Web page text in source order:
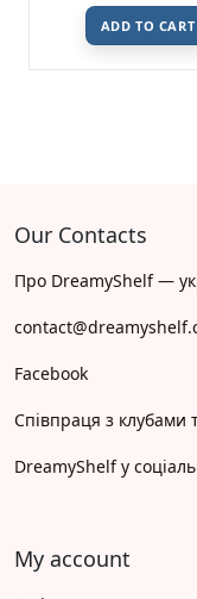
ADD TO CART
Our Contacts
Про DreamyShelf —
Facebook
Співпраця з клубами
DreamyShelf у
My account